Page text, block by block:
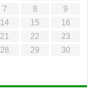
7 8
9
14 15
16
21 22
23
28 29
30